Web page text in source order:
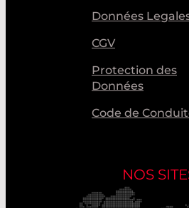
Données
CGV
Protection des
Données
Code de
NOS